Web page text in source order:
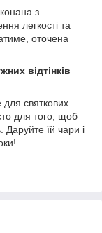
з
легкості та
оточена
відтінків
для святкових
для того, щоб
Даруйте їй чари і